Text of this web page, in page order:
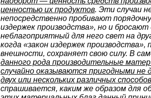
ценностью их продуктов. Эти случаи
непосредственно пробивают
издержек производства», но и бросают
неблагоприятный для него свет на
когда «закон издержек производства»,
внешности, сохраняет свою силу. В
данного рода производительные
случайно оказываются пригодными не
двух или нескольких различных
спрашивается, каким же образом для